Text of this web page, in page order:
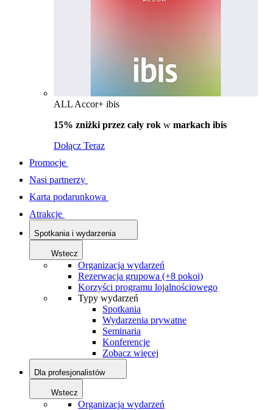
ALL Accor+ ibis
15% zniżki przez cały rok w markach ibis
Dołącz Teraz
Promocje
Nasi partnerzy
Karta podarunkowa
Atrakcje
Spotkania i wydarzenia
Wstecz
Organizacja wydarzeń
Rezerwacja grupowa (+8 pokoi)
Korzyści programu lojalnościowego
Typy wydarzeń
Spotkania
Wydarzenia prywatne
Seminaria
Konferencje
Zobacz więcej
Dla profesjonalistów
Wstecz
Organizacja wydarzeń